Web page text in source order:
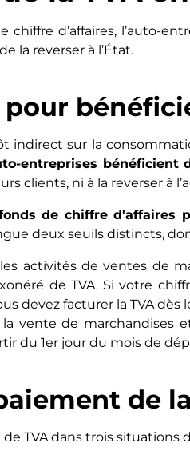
d’affaires, l’auto-
la reverser à l’État.
pour
indirect sur la
entreprises bénéficient
clients, ni à la reverser à
de chiffre d'affaires
deux seuils distincts,
activités de ventes de
de TVA. Si votre
devez facturer la TVA dès
vente de marchandises
du 1er jour du mois de
de
TVA dans trois situations